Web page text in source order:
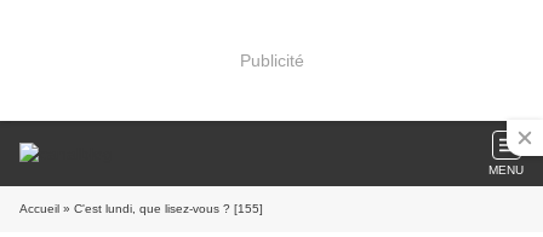
Publicité
MENU
Accueil » C'est lundi, que lisez-vous ? [155]